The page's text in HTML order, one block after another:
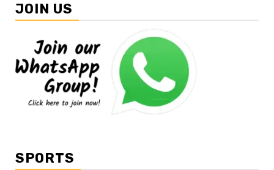
JOIN US
SPORTS